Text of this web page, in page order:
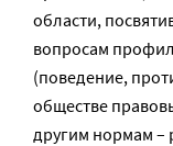
области,
вопросам
(поведение,
обществе
другим нормам –